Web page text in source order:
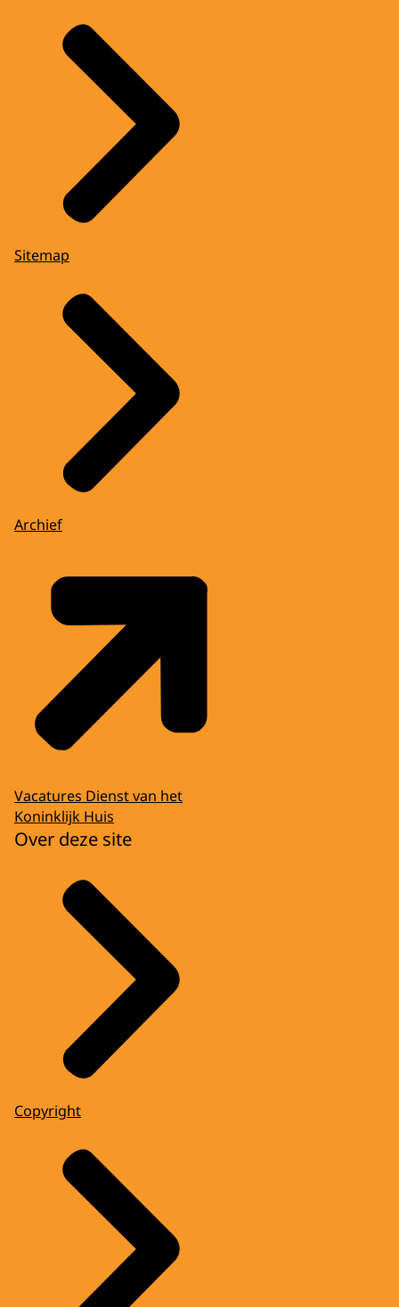
Sitemap
Archief
Vacatures Dienst van het
Koninklijk Huis
Over deze site
Copyright